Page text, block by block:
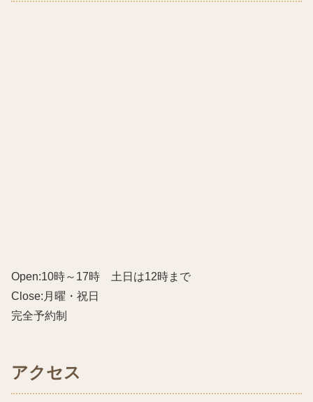
Open:10時～17時 土日は12時まで
Close:月曜・祝日
完全予約制
アクセス